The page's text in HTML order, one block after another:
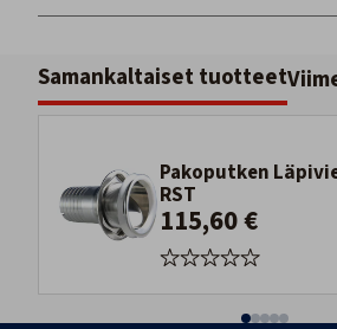
Samankaltaiset tuotteet
Pakoputken
RST
115,60 €